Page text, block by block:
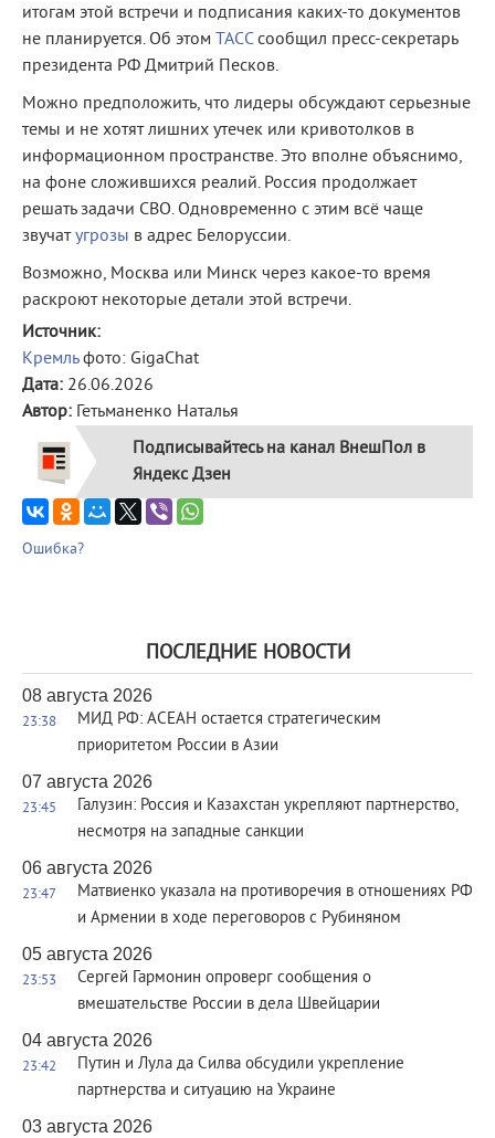
итогам этой встречи и подписания каких-то документов
не планируется. Об этом ТАССсообщил пресс-секретарь
президента РФ Дмитрий Песков.
Можно предположить, что лидеры обсуждают серьезные
темы и не хотят лишних утечек или кривотолков в
информационном пространстве. Это вполне объяснимо,
на фоне сложившихся реалий. Россия продолжает
решать задачи СВО. Одновременно с этим всё чаще
звучатугрозы в адрес Белоруссии.
Возможно, Москва или Минск через какое-то время
раскроют некоторые детали этой встречи.
Источник:
Кремльфото: GigaChat
Дата: 26.06.2026
Автор: Гетьманенко Наталья
Подписывайтесь на канал ВнешПол в
Яндекс Дзен
Ошибка?
ПОСЛЕДНИЕ НОВОСТИ
08 августа 2026
23:38
МИД РФ: АСЕАН остается стратегическим
приоритетом России в Азии
07 августа 2026
23:45
Галузин: Россия и Казахстан укрепляют партнерство,
несмотря на западные санкции
06 августа 2026
23:47
Матвиенко указала на противоречия в отношениях РФ
и Армении в ходе переговоров с Рубиняном
05 августа 2026
23:53
Сергей Гармонин опроверг сообщения о
вмешательстве России в дела Швейцарии
04 августа 2026
23:42
Путин и Лула да Силва обсудили укрепление
партнерства и ситуацию на Украине
03 августа 2026